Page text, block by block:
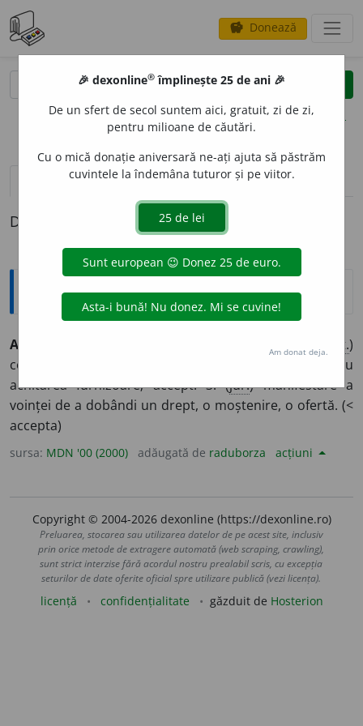
savings Donează
clear
opțiuni
definiții (1) pronunțievolume_up (39)
Definiția cu ID-ul 445638:
Explicative DEX
ACCEPT cont.)
consimțământ al întreprinderii cumpărătoare pentru
achitarea furnizoare; accept. 3. (jur.) manifestare a
voinței de a dobândi un drept, o moștenire, o ofertă. (<
accepta)
sursa: MDN '00 (2000) adăugată de raduborza acțiuni
Copyright © 2004-2026 dexonline (https://dexonline.ro)
Preluarea, stocarea sau utilizarea datelor de pe acest site, inclusiv
prin orice metode de extragere automată (web scraping, crawling),
sunt strict interzise fără acordul nostru prealabil scris, cu excepția
seturilor de date oferite oficial spre utilizare publică (vezi licența).
licență confidențialitate găzduit de Hosterion
🎉 dexonline® împlinește 25 de ani 🎉
De un sfert de secol suntem aici, gratuit, zi de zi,
pentru milioane de căutări.
Cu o mică donație aniversară ne-ați ajuta să păstrăm
cuvintele la îndemâna tuturor și pe viitor.
Am donat deja.